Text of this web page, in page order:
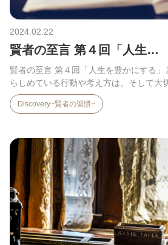
2024.02.22
賢者の至言 第４回「人生…
賢者の至言 第４回「人生を豊かにする
らしめている行動や考え方は。そして大
Discovery~賢者の習慣~